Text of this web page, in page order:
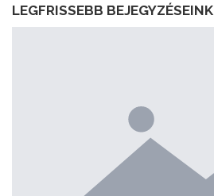
LEGFRISSEBB BEJEGYZÉSEINK